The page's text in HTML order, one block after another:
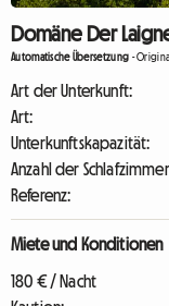
Domäne Der
Automatische Übersetzung -
Art der Unterkunft:
Art:
Unterkunftskapazität:
Anzahl der
Referenz:
Miete und Konditionen
180 € / Nacht